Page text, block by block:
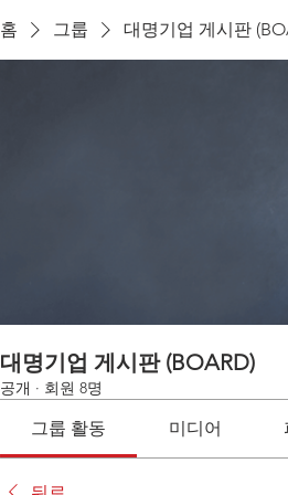
홈 그룹 대명기업 게시판
대명기업 게시판 (BOARD)
공개 · 회원 8명
그룹 활동 미디어